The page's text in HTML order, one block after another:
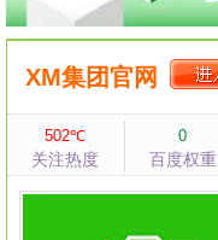
XM集团官网
502℃
关注热度
0
百度权重